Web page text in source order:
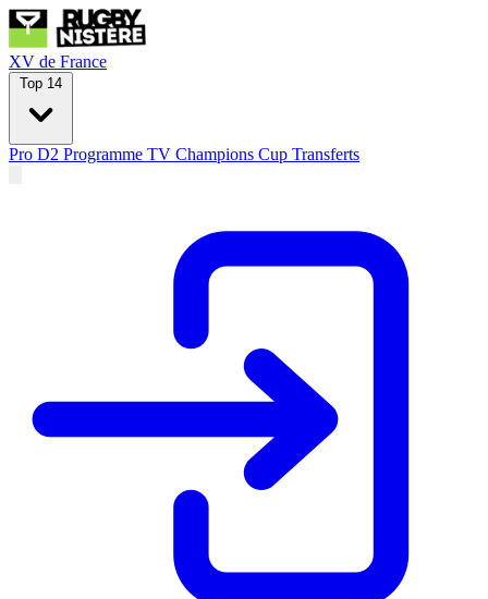
XV de France
Top 14
Pro D2 Programme TV Champions Cup Transferts